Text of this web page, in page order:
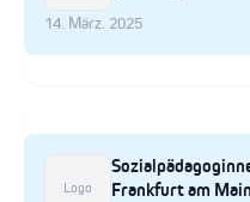
14. März. 2025
Logo
Frankfurt am Main